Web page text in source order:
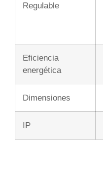
Regulable
Eficiencia
energética
Dimensiones
IP